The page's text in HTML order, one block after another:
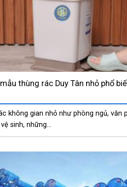
thùng rác Duy Tân nhỏ phổ
không gian nhỏ như phòng ngủ, văn
sinh, những...